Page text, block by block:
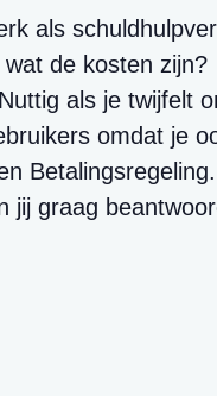
als
de kosten zijn?
als je twijfelt
omdat je
Betalingsregeling.
graag